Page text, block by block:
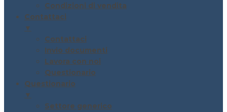
Condizioni di vendita
Contattaci
▼
Contattaci
Invio documenti
Lavora con noi
Questionario
Questionario
▼
Settore generico